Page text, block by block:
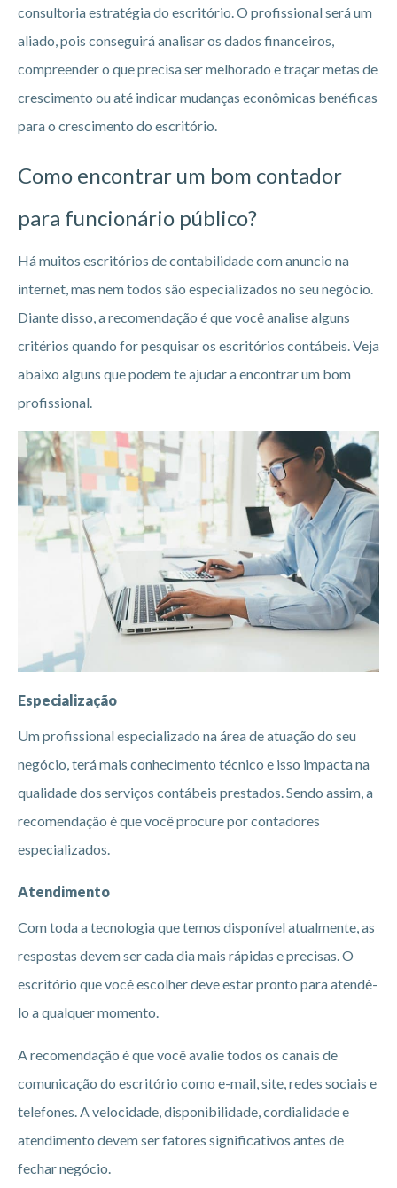
consultoria estratégia do escritório. O profissional será um
aliado, pois conseguirá analisar os dados financeiros,
compreender o que precisa ser melhorado e traçar metas de
crescimento ou até indicar mudanças econômicas benéficas
para o crescimento do escritório.
Como encontrar um bom contador
para funcionário público?
Há muitos escritórios de contabilidade com anuncio na
internet, mas nem todos são especializados no seu negócio.
Diante disso, a recomendação é que você analise alguns
critérios quando for pesquisar os escritórios contábeis. Veja
abaixo alguns que podem te ajudar a encontrar um bom
profissional.
Especialização
Um profissional especializado na área de atuação do seu
negócio, terá mais conhecimento técnico e isso impacta na
qualidade dos serviços contábeis prestados. Sendo assim, a
recomendação é que você procure por contadores
especializados.
Atendimento
Com toda a tecnologia que temos disponível atualmente, as
respostas devem ser cada dia mais rápidas e precisas. O
escritório que você escolher deve estar pronto para atendê-
lo a qualquer momento.
A recomendação é que você avalie todos os canais de
comunicação do escritório como e-mail, site, redes sociais e
telefones. A velocidade, disponibilidade, cordialidade e
atendimento devem ser fatores significativos antes de
fechar negócio.